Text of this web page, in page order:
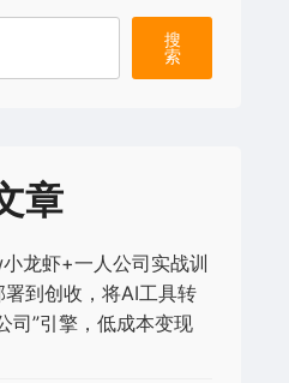
搜
索
章
龙虾+一人公司实战训
到创收，将AI工具转
司”引擎，低成本变现